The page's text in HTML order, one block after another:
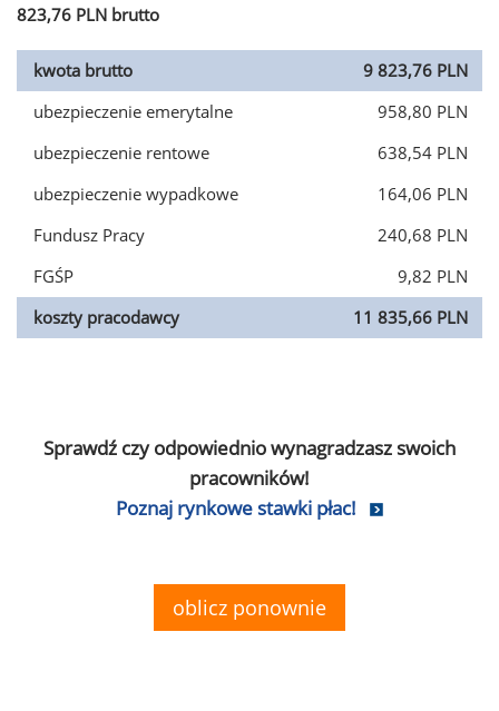
823,76 PLN brutto
kwota brutto
9 823,76 PLN
ubezpieczenie emerytalne
958,80 PLN
ubezpieczenie rentowe
638,54 PLN
ubezpieczenie wypadkowe
164,06 PLN
Fundusz Pracy
240,68 PLN
FGŚP
9,82 PLN
koszty pracodawcy
11 835,66 PLN
Sprawdź czy odpowiednio wynagradzasz swoich
pracowników!
Poznaj rynkowe stawki płac!
oblicz ponownie